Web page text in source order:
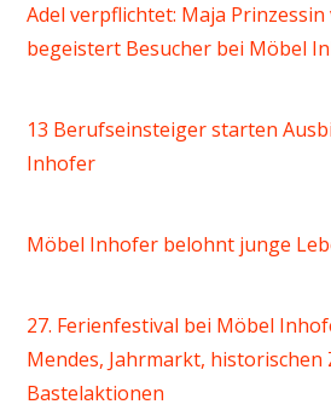
Adel verpflichtet: Maja
begeistert Besucher bei Möbel
13 Berufseinsteiger starten
Inhofer
Möbel Inhofer belohnt junge
27. Ferienfestival bei Möbel
Mendes, Jahrmarkt,
Bastelaktionen